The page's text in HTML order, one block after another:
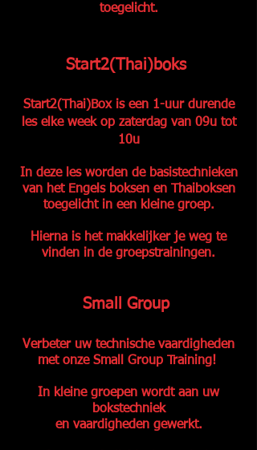
toegelicht.
Start2(Thai)boks
Start2(Thai)Box is een 1-uur durende
les elke week op zaterdag van 09u tot
10u
In deze les worden de basistechnieken
van het Engels boksen en Thaiboksen
toegelicht in een kleine groep.
Hierna is het makkelijker je weg te
vinden in de groepstrainingen.
Small Group
Verbeter uw technische vaardigheden
met onze Small Group Training!
In kleine groepen wordt aan uw
bokstechniek
en vaardigheden gewerkt.